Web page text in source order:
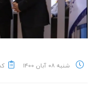
شنبه ۰۸ آبان ۱۴۰۰